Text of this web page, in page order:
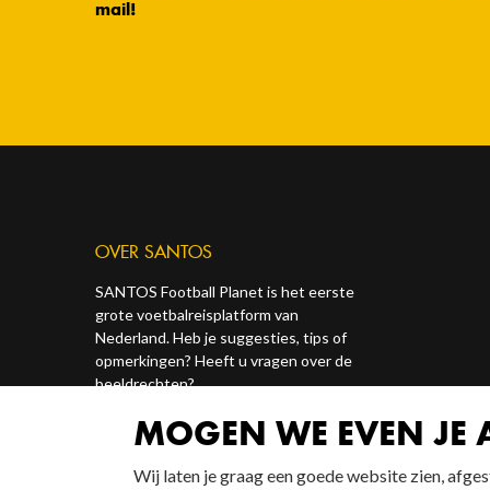
mail!
OVER SANTOS
SANTOS Football Planet is het eerste
grote voetbalreisplatform van
Nederland. Heb je suggesties, tips of
opmerkingen? Heeft u vragen over de
beeldrechten?
Contact ons via onze socials of via
redactie@santosonline.nl
MOGEN WE EVEN JE
Wij laten je graag een goede website zien,